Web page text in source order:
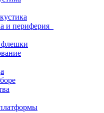
и периферия